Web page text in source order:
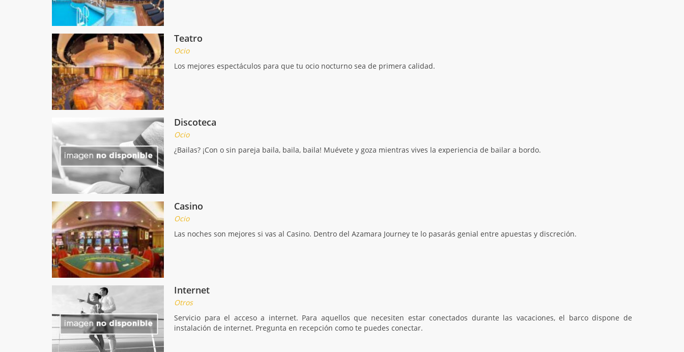
Teatro
Ocio
Los mejores espectáculos para que tu ocio nocturno sea de primera calidad.
Discoteca
Ocio
¿Bailas? ¡Con o sin pareja baila, baila, baila! Muévete y goza mientras vives la experiencia de bailar a bordo.
Casino
Ocio
Las noches son mejores si vas al Casino. Dentro del Azamara Journey te lo pasarás genial entre apuestas y discreción.
Internet
Otros
Servicio para el acceso a internet. Para aquellos que necesiten estar conectados durante las vacaciones, el barco dispone de
instalación de internet. Pregunta en recepción como te puedes conectar.